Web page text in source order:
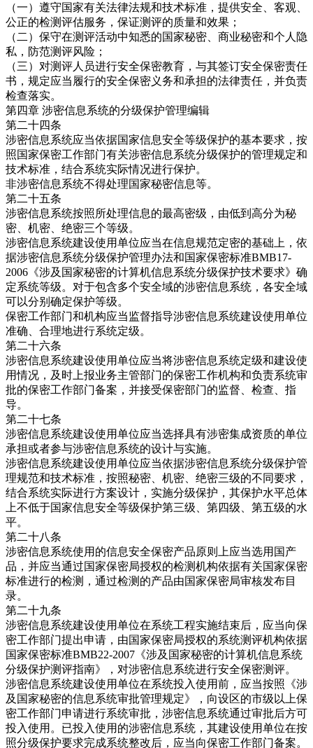
（一）遵守国家有关法律法规和技术标准，提供安全、客观、
公正的检测评估服务，保证测评的质量和效果；
（二）保守在测评活动中知悉的国家秘密、商业秘密和个人隐
私，防范测评风险；
（三）对测评人员进行安全保密教育，与其签订安全保密责任
书，规定应当履行的安全保密义务和承担的法律责任，并负责
检查落实。
第四章 涉密信息系统的分级保护管理编辑
第二十四条
涉密信息系统应当依据国家信息安全等级保护的基本要求，按
照国家保密工作部门有关涉密信息系统分级保护的管理规定和
技术标准，结合系统实际情况进行保护。
非涉密信息系统不得处理国家秘密信息等。
第二十五条
涉密信息系统按照所处理信息的最高密级，由低到高分为秘
密、机密、绝密三个等级。
涉密信息系统建设使用单位应当在信息规范定密的基础上，依
据涉密信息系统分级保护管理办法和国家保密标准BMB17-
2006《涉及国家秘密的计算机信息系统分级保护技术要求》确
定系统等级。对于包含多个安全域的涉密信息系统，各安全域
可以分别确定保护等级。
保密工作部门和机构应当监督指导涉密信息系统建设使用单位
准确、合理地进行系统定级。
第二十六条
涉密信息系统建设使用单位应当将涉密信息系统定级和建设使
用情况，及时上报业务主管部门的保密工作机构和负责系统审
批的保密工作部门备案，并接受保密部门的监督、检查、指
导。
第二十七条
涉密信息系统建设使用单位应当选择具有涉密集成资质的单位
承担或者参与涉密信息系统的设计与实施。
涉密信息系统建设使用单位应当依据涉密信息系统分级保护管
理规范和技术标准，按照秘密、机密、绝密三级的不同要求，
结合系统实际进行方案设计，实施分级保护，其保护水平总体
上不低于国家信息安全等级保护第三级、第四级、第五级的水
平。
第二十八条
涉密信息系统使用的信息安全保密产品原则上应当选用国产
品，并应当通过国家保密局授权的检测机构依据有关国家保密
标准进行的检测，通过检测的产品由国家保密局审核发布目
录。
第二十九条
涉密信息系统建设使用单位在系统工程实施结束后，应当向保
密工作部门提出申请，由国家保密局授权的系统测评机构依据
国家保密标准BMB22-2007《涉及国家秘密的计算机信息系统
分级保护测评指南》，对涉密信息系统进行安全保密测评。
涉密信息系统建设使用单位在系统投入使用前，应当按照《涉
及国家秘密的信息系统审批管理规定》，向设区的市级以上保
密工作部门申请进行系统审批，涉密信息系统通过审批后方可
投入使用。已投入使用的涉密信息系统，其建设使用单位在按
照分级保护要求完成系统整改后，应当向保密工作部门备案。